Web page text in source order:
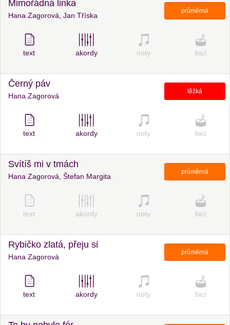
Mimořádná linka
Hana Zagorová, Jan Tříska
průměrná
text akordy noty bicí
Černý páv
Hana Zagorová
těžká
text akordy noty bicí
Svítíš mi v tmách
Hana Zagorová, Štefan Margita
průměrná
text akordy noty bicí
Rybičko zlatá, přeju si
Hana Zagorová
průměrná
text akordy noty bicí